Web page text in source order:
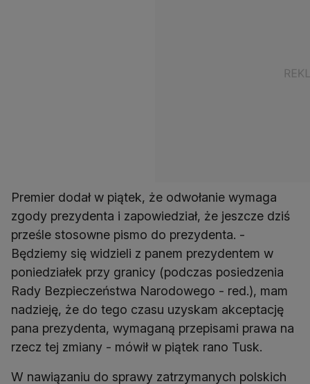
Premier dodał w piątek, że odwołanie wymaga
zgody prezydenta i zapowiedział, że jeszcze dziś
prześle stosowne pismo do prezydenta. -
Będziemy się widzieli z panem prezydentem w
poniedziałek przy granicy (podczas posiedzenia
Rady Bezpieczeństwa Narodowego - red.), mam
nadzieję, że do tego czasu uzyskam akceptację
pana prezydenta, wymaganą przepisami prawa na
rzecz tej zmiany - mówił w piątek rano Tusk.
W nawiązaniu do sprawy zatrzymanych polskich